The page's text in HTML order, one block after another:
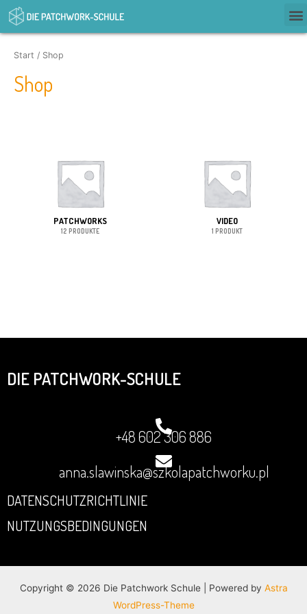
Start / Shop
Shop
PATCHWORKS
12 PRODUKTE
VIDEO
1 PRODUKT
DIE PATCHWORK-SCHULE
+48 602 306 886
anna.slawinska@szkolapatchworku.pl
DATENSCHUTZRICHTLINIE
NUTZUNGSBEDINGUNGEN
Copyright © 2026 Die Patchwork Schule | Powered by Astra
WordPress-Theme